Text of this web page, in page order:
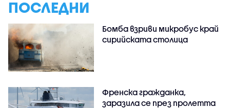
ПОСЛЕДНИ
Бомба взриви микробус край
сирийската столица
Френска гражданка,
заразила се през пролетта